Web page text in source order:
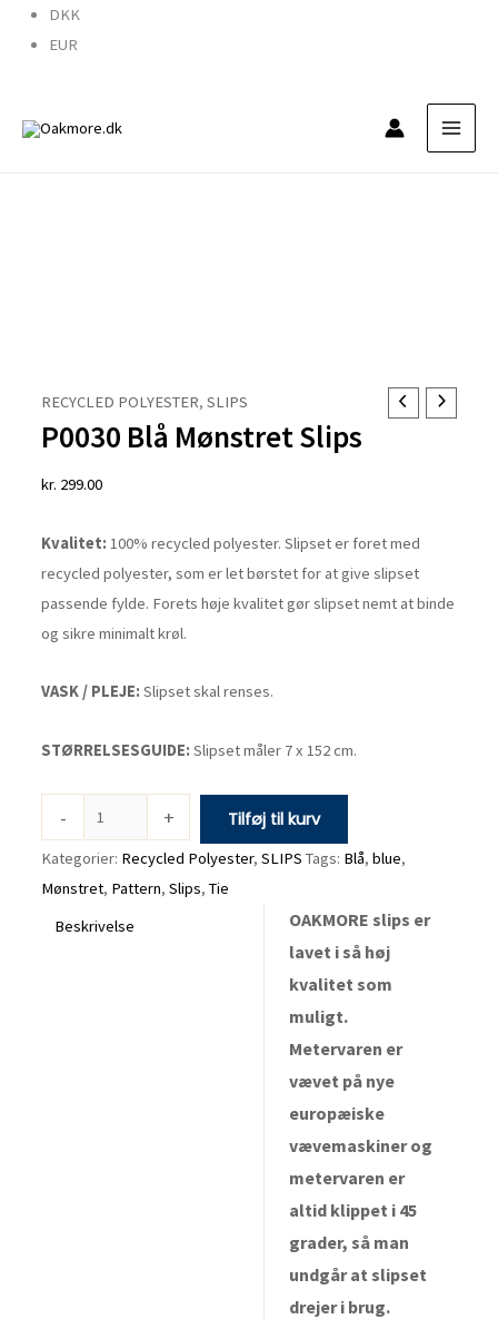
DKK
EUR
RECYCLED POLYESTER,SLIPS
P0030 Blå Mønstret Slips
kr. 299.00
Kvalitet: 100% recycled polyester. Slipset er foret med
recycled polyester, som er let børstet for at give slipset
passende fylde. Forets høje kvalitet gør slipset nemt at binde
og sikre minimalt krøl.
VASK / PLEJE: Slipset skal renses.
STØRRELSESGUIDE: Slipset måler 7 x 152 cm.
-
P0030
Blå
Slips
+ Tilføj til kurv
Kategorier: Recycled Polyester,SLIPS Tags: Blå,blue,
Mønstret, Pattern,Slips,Tie
Beskrivelse
OAKMORE slips er
lavet i så høj
kvalitet som
muligt.
Metervaren er
vævet på nye
europæiske
vævemaskiner og
metervaren er
altid klippet i 45
grader, så man
undgår at slipset
drejer i brug.